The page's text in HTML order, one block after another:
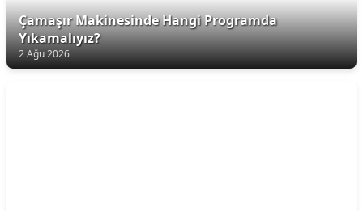
Çamaşır Makinesinde Hangi Programda
Yıkamalıyız?
2 Ağu 2026